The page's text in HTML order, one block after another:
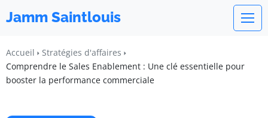
Jamm Saintlouis
Accueil
Stratégies d'affaires
Comprendre le Sales Enablement : Une clé essentielle pour
booster la performance commerciale